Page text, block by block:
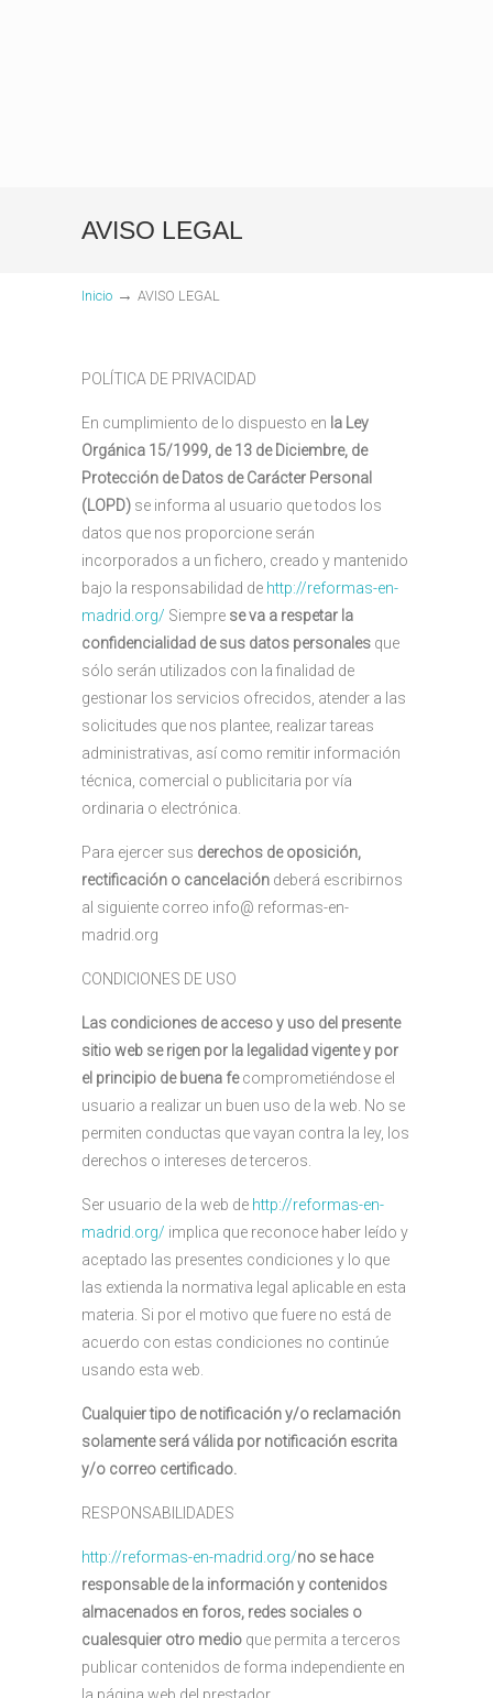
AVISO LEGAL
Inicio → AVISO LEGAL
POLÍTICA DE PRIVACIDAD
En cumplimiento de lo dispuesto en la Ley
Orgánica 15/1999, de 13 de Diciembre, de
Protección de Datos de Carácter Personal
(LOPD) se informa al usuario que todos los
datos que nos proporcione serán
incorporados a un fichero, creado y mantenido
bajo la responsabilidad de http://reformas-en-
madrid.org/ Siempre se va a respetar la
confidencialidad de sus datos personales que
sólo serán utilizados con la finalidad de
gestionar los servicios ofrecidos, atender a las
solicitudes que nos plantee, realizar tareas
administrativas, así como remitir información
técnica, comercial o publicitaria por vía
ordinaria o electrónica.
Para ejercer sus derechos de oposición,
rectificación o cancelación deberá escribirnos
al siguiente correo info@ reformas-en-
madrid.org
CONDICIONES DE USO
Las condiciones de acceso y uso del presente
sitio web se rigen por la legalidad vigente y por
el principio de buena fecomprometiéndose el
usuario a realizar un buen uso de la web. No se
permiten conductas que vayan contra la ley, los
derechos o intereses de terceros.
Ser usuario de la web de http://reformas-en-
madrid.org/ implica que reconoce haber leído y
aceptado las presentes condiciones y lo que
las extienda la normativa legal aplicable en esta
materia. Si por el motivo que fuere no está de
acuerdo con estas condiciones no continúe
usando esta web.
Cualquier tipo de notificación y/o reclamación
solamente será válida por notificación escrita
y/o correo certificado.
RESPONSABILIDADES
http://reformas-en-madrid.org/no se hace
responsable de la información y contenidos
almacenados en foros, redes sociales o
cualesquier otro medio que permita a terceros
publicar contenidos de forma independiente en